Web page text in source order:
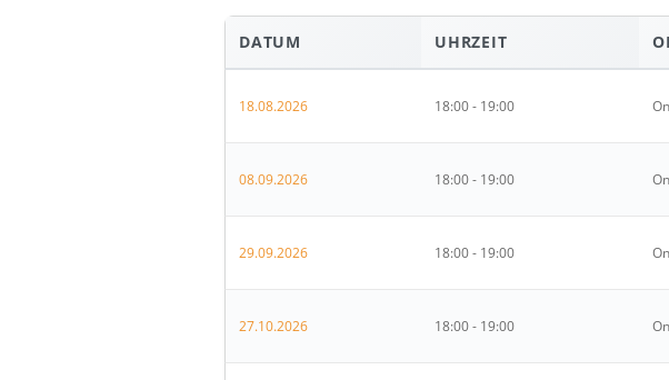
DATUM UHRZEIT
18.08.2026 18:00 - 19:00
08.09.2026 18:00 - 19:00
29.09.2026 18:00 - 19:00
27.10.2026 18:00 - 19:00